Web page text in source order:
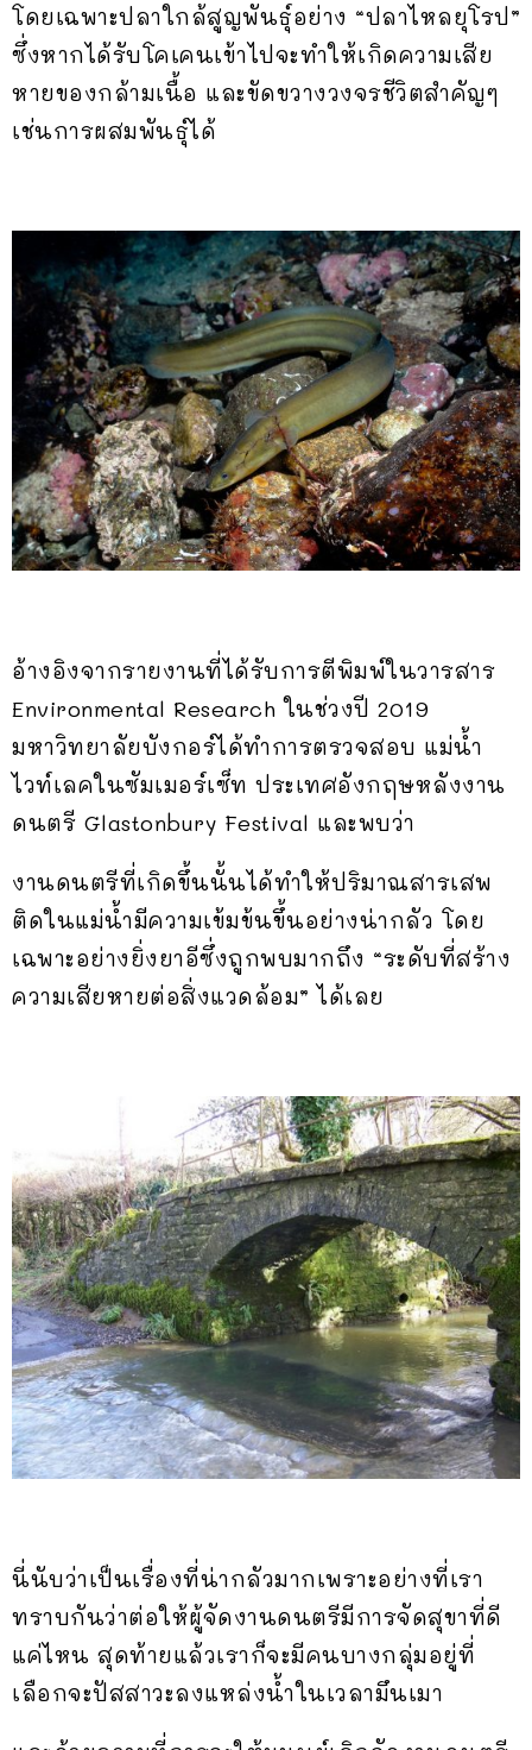
โดยเฉพาะปลาใกล้สูญพันธุ์อย่าง “ปลาไหลยุโรป”
ซึ่งหากได้รับโคเคนเข้าไปจะทำให้เกิดความเสีย
หายของกล้ามเนื้อ และขัดขวางวงจรชีวิตสำคัญๆ
เช่นการผสมพันธุ์ได้
อ้างอิงจากรายงานที่ได้รับการตีพิมพ์ในวารสาร
Environmental Research ในช่วงปี 2019
มหาวิทยาลัยบังกอร์ได้ทำการตรวจสอบ แม่น้ำ
ไวท์เลคในซัมเมอร์เซ็ท ประเทศอังกฤษหลังงาน
ดนตรี Glastonbury Festival และพบว่า
งานดนตรีที่เกิดขึ้นนั้นได้ทำให้ปริมาณสารเสพ
ติดในแม่น้ำมีความเข้มข้นขึ้นอย่างน่ากลัว โดย
เฉพาะอย่างยิ่งยาอีซึ่งถูกพบมากถึง “ระดับที่สร้าง
ความเสียหายต่อสิ่งแวดล้อม” ได้เลย
นี่นับว่าเป็นเรื่องที่น่ากลัวมากเพราะอย่างที่เรา
ทราบกันว่าต่อให้ผู้จัดงานดนตรีมีการจัดสุขาที่ดี
แค่ไหน สุดท้ายแล้วเราก็จะมีคนบางกลุ่มอยู่ที่
เลือกจะปัสสาวะลงแหล่งน้ำในเวลามึนเมา